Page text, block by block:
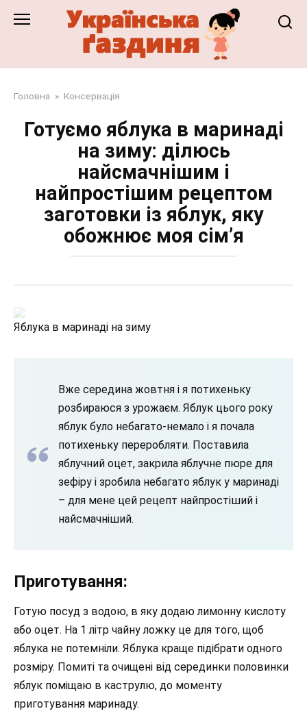
Головна » Консервація
Готуємо яблука в маринаді
на зиму: ділюсь
найсмачнішим і
найпростішим рецептом
заготовки із яблук, яку
обожнює моя сім’я
Яблука в маринаді на зиму
Вже середина жовтня і я потихеньку
розбираюся з урожаєм. Яблук цього року
яблук було небагато-немало і я почала
потихеньку переробляти. Поставила
яблучний оцет, закрила яблучне пюре для
зефіру і зробила небагато яблук у маринаді
– для мене цей рецепт найпростіший і
найсмачніший.
Приготування:
Готую посуд з водою, в яку додаю лимонну кислоту
або оцет. На 1 літр чайну ложку це для того, щоб
яблука не потемніли. Яблука краще підібрати одного
розміру. Помиті та очищені від серединки половинки
яблук поміщаю в каструлю, до моменту
приготування маринаду.